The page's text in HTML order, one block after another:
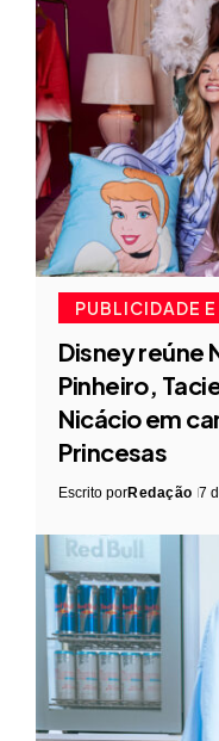
PUBLICIDADE
Disney reúne
Pinheiro,
Nicácio em
Princesas
Escrito porRedação 7